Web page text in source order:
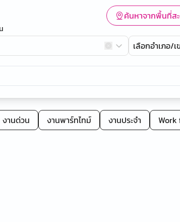
ค้นหาจากพื้นที่ส
เลือกอำเภอ/เ
งานด่วน งานพาร์ทไทม์ งานประจำ Work